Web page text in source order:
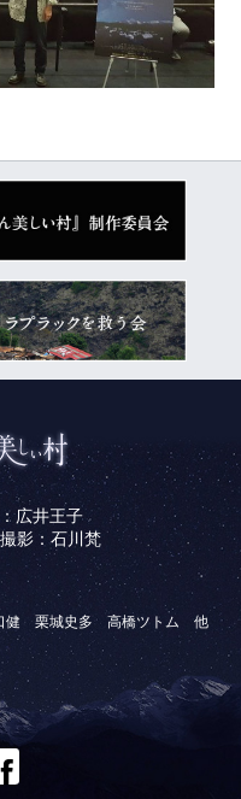
広井王子
影：石川梵
健 栗城史多 高橋ツトム 他